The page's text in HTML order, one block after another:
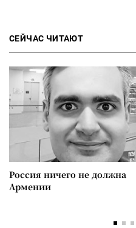
СЕЙЧАС ЧИТАЮТ
Россия ничего не должна
Армении